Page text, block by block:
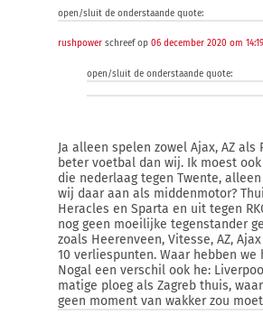
open/sluit de onderstaande quote:
rushpower schreef op 06 december 2020 om 14:19
open/sluit de onderstaande quote:
Ja alleen spelen zowel Ajax, AZ als
beter voetbal dan wij. Ik moest
die nederlaag tegen Twente,
wij daar aan als middenmotor?
Heracles en Sparta en uit tegen
nog geen moeilijke tegenstander
zoals Heerenveen, Vitesse, AZ,
10 verliespunten. Waar hebben we
Nogal een verschil ook he:
matige ploeg als Zagreb thuis,
geen moment van wakker zou